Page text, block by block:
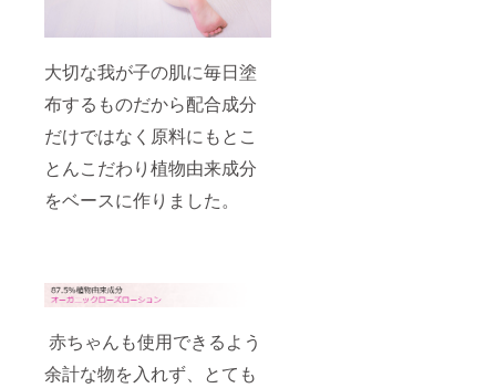
大切な我が子の肌に毎日塗
布するものだから配合成分
だけではなく原料にもとこ
とんこだわり植物由来成分
をベースに作りました。
赤ちゃんも使用できるよう
余計な物を入れず、とても